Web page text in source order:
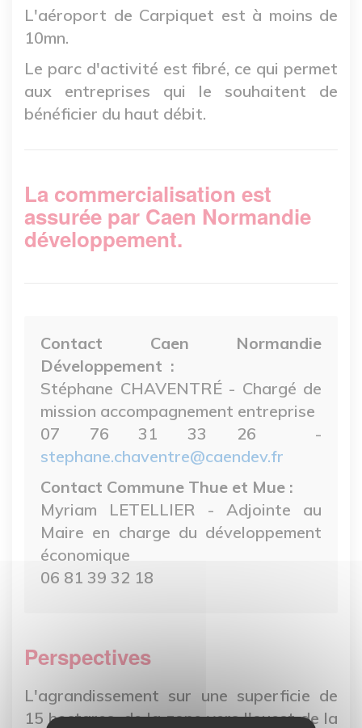
L'aéroport de Carpiquet est à moins de
10mn.
Le parc d'activité est fibré, ce qui permet
aux entreprises qui le souhaitent de
bénéficier du haut débit.
La commercialisation est
assurée par Caen Normandie
développement.
Contact Caen Normandie
Développement :
Stéphane CHAVENTRÉ - Chargé de
mission accompagnement entreprise
07 76 31 33 26 -
stephane.chaventre@caendev.fr
Contact Commune Thue et Mue :
Myriam LETELLIER - Adjointe au
Maire en charge du développement
économique
06 81 39 32 18
Perspectives
L'agrandissement sur une superficie de
15 hectares, de la zone vers l'ouest de la